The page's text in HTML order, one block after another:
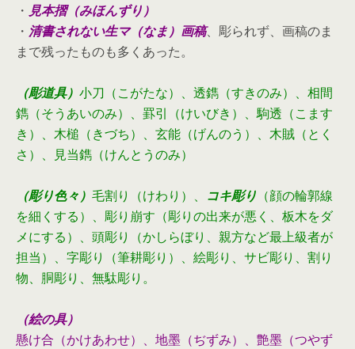
・ 見本摺（みほんずり）
・ 清書されない生マ（なま）画稿、彫られず、画稿のま
まで残ったものも多くあった。
（彫道具） 小刀（こがたな）、透鐫（すきのみ）、相間
鐫（そうあいのみ）、罫引（けいびき）、駒透（こます
き）、木槌（きづち）、玄能（げんのう）、木賊（とく
さ）、見当鐫（けんとうのみ）
（彫り色々） 毛割り（けわり）、 コキ彫り （顔の輪郭線
を細くする）、彫り崩す（彫りの出来が悪く、板木をダ
メにする）、頭彫り（かしらぼり、親方など最上級者が
担当）、字彫り（筆耕彫り）、絵彫り、サビ彫り、割り
物、胴彫り、無駄彫り。
（絵の具）
懸け合（かけあわせ）、地墨（ぢずみ）、艶墨（つやず